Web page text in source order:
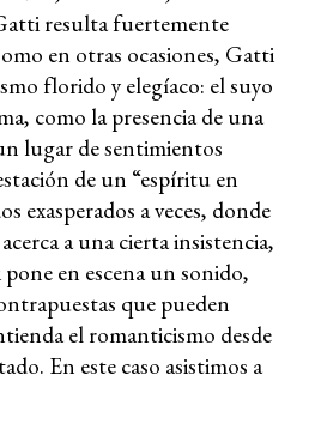
resulta fuertemente
en otras ocasiones, Gatti
florido y elegíaco: el suyo
como la presencia de una
lugar de sentimientos
de un “espíritu en
exasperados a veces, donde
a una cierta insistencia,
en escena un sonido,
que pueden
el romanticismo desde
En este caso asistimos a